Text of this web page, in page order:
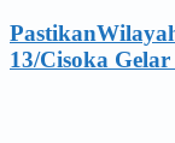
13/Cisoka